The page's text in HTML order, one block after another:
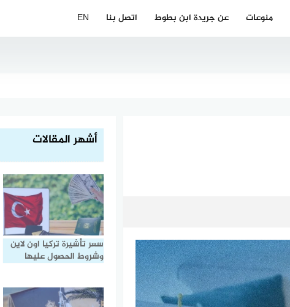
منوعات عن جريدة ابن بطوط اتصل بنا EN
أشهر المقالات
سعر تأشيرة تركيا اون لاين
وشروط الحصول عليها